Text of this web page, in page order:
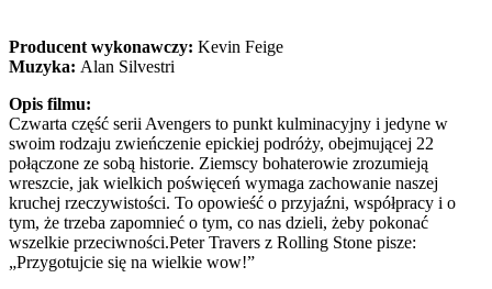
Producent wykonawczy: Kevin Feige
Muzyka: Alan Silvestri
Opis filmu:
Czwarta część serii Avengers to punkt kulminacyjny i jedyne w
swoim rodzaju zwieńczenie epickiej podróży, obejmującej 22
połączone ze sobą historie. Ziemscy bohaterowie zrozumieją
wreszcie, jak wielkich poświęceń wymaga zachowanie naszej
kruchej rzeczywistości. To opowieść o przyjaźni, współpracy i o
tym, że trzeba zapomnieć o tym, co nas dzieli, żeby pokonać
wszelkie przeciwności.Peter Travers z Rolling Stone pisze:
„Przygotujcie się na wielkie wow!”